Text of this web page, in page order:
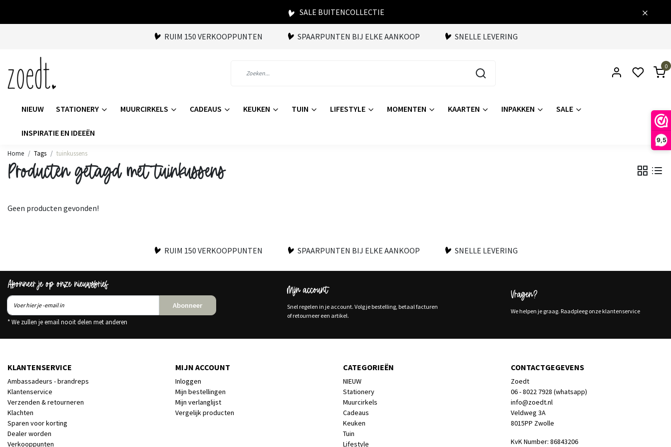
9,5
SALE BUITENCOLLECTIE
RUIM 150 VERKOOPPUNTEN SPAARPUNTEN BIJ ELKE AANKOOP SNELLE LEVERING
0
NIEUW STATIONERY MUURCIRKELS CADEAUS KEUKEN TUIN LIFESTYLE MOMENTEN KAARTEN INPAKKEN SALE
INSPIRATIE EN IDEEËN
Home Tags tuinkussens
Producten getagd met tuinkussens
Geen producten gevonden!
RUIM 150 VERKOOPPUNTEN SPAARPUNTEN BIJ ELKE AANKOOP SNELLE LEVERING
Abonneer je op onze nieuwsbrief
Abonneer
* We zullen je email nooit delen met anderen
Mijn account
Snel regelen in je account. Volg je bestelling, betaal facturen
of retourneer een artikel.
Vragen?
We helpen je graag. Raadpleeg onze klantenservice
KLANTENSERVICE
Ambassadeurs - brandreps
Klantenservice
Verzenden & retourneren
Klachten
Sparen voor korting
Dealer worden
Verkooppunten
MIJN ACCOUNT
Inloggen
Mijn bestellingen
Mijn verlanglijst
Vergelijk producten
CATEGORIEËN
NIEUW
Stationery
Muurcirkels
Cadeaus
Keuken
Tuin
Lifestyle
CONTACTGEGEVENS
Zoedt
06 - 8022 7928 (whatsapp)
info@zoedt.nl
Veldweg 3A
8015PP Zwolle
KvK Number: 86843206